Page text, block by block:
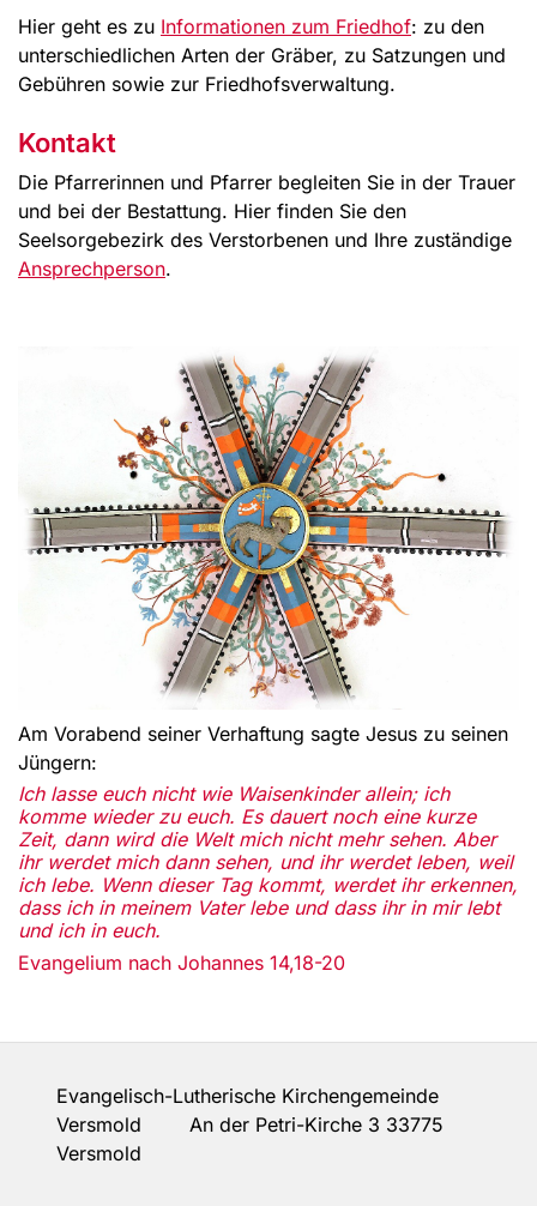
Hier geht es zu Informationen zum Friedhof: zu den
unterschiedlichen Arten der Gräber, zu Satzungen und
Gebühren sowie zur Friedhofsverwaltung.
Kontakt
Die Pfarrerinnen und Pfarrer begleiten Sie in der Trauer
und bei der Bestattung. Hier finden Sie den
Seelsorgebezirk des Verstorbenen und Ihre zuständige
Ansprechperson.
Am Vorabend seiner Verhaftung sagte Jesus zu seinen
Jüngern:
Ich lasse euch nicht wie Waisenkinder allein; ich
komme wieder zu euch. Es dauert noch eine kurze
Zeit, dann wird die Welt mich nicht mehr sehen. Aber
ihr werdet mich dann sehen, und ihr werdet leben, weil
ich lebe. Wenn dieser Tag kommt, werdet ihr erkennen,
dass ich in meinem Vater lebe und dass ihr in mir lebt
und ich in euch.
Evangelium nach Johannes 14,18-20
Evangelisch-Lutherische Kirchengemeinde
Versmold An der Petri-Kirche 3 33775
Versmold